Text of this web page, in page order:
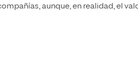
aunque, en realidad, el